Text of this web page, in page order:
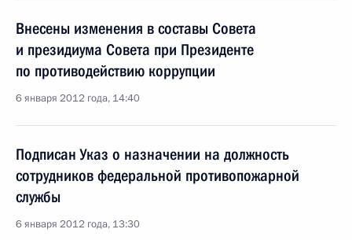
Внесены изменения в составы Совета
и президиума Совета при Президенте
по противодействию коррупции
6 января 2012 года, 14:40
Подписан Указ о назначении на должность
сотрудников федеральной противопожарной
службы
6 января 2012 года, 13:30